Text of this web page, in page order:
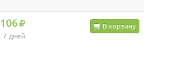
106
7 дней
В корзину